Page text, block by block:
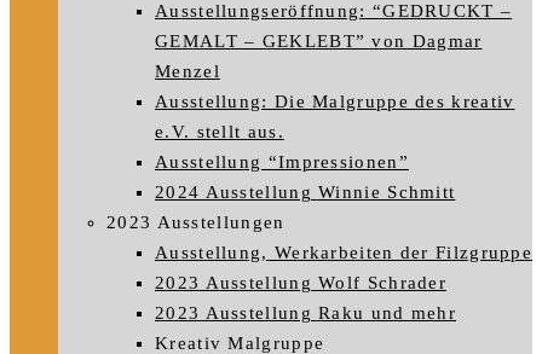
Ausstellungseröffnung: “GEDRUCKT –
GEMALT – GEKLEBT” von Dagmar
Menzel
Ausstellung: Die Malgruppe des kreativ
e.V. stellt aus.
Ausstellung “Impressionen”
2024 Ausstellung Winnie Schmitt
2023 Ausstellungen
Ausstellung, Werkarbeiten der Filzgruppe
2023 Ausstellung Wolf Schrader
2023 Ausstellung Raku und mehr
Kreativ Malgruppe